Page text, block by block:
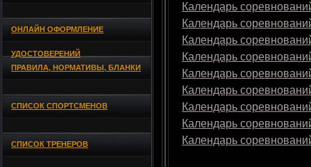
ОНЛАЙН ОФОРМЛЕНИЕ
УДОСТОВЕРЕНИЙ
ПРАВИЛА, НОРМАТИВЫ, БЛАНКИ
СПИСОК СПОРТСМЕНОВ
СПИСОК ТРЕНЕРОВ
Календарь
Календарь
Календарь
Календарь
Календарь
Календарь
Календарь
Календарь
Календарь